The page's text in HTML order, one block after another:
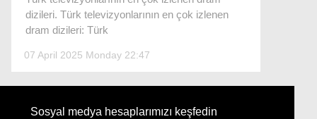
dizileri. Türk televizyonlarının en çok izlenen
dram dizileri: Türk
07 April 2025 Monday 22:47
Sosyal medya hesaplarımızı keşfedin